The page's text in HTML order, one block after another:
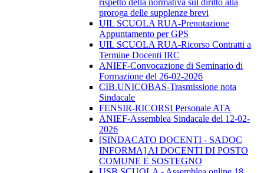
rispetto della normativa sul diritto alla
proroga delle supplenze brevi
UIL SCUOLA RUA-Prenotazione
Appuntamento per GPS
UIL SCUOLA RUA-Ricorso Contratti a
Termine Docenti IRC
ANIEF-Convocazione di Seminario di
Formazione del 26-02-2026
CIB.UNICOBAS-Trasmissione nota
Sindacale
FENSIR-RICORSI Personale ATA
ANIEF-Assemblea Sindacale del 12-02-
2026
[SINDACATO DOCENTI - SADOC
INFORMA] AI DOCENTI DI POSTO
COMUNE E SOSTEGNO